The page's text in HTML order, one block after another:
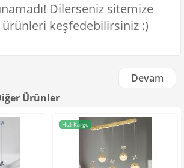
Dilerseniz sitemize
keşfedebilirsiniz :)
Devam
Ürünler
Hızlı Kargo